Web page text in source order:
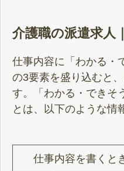
介護職の派遣求人
仕事内容に「わかる・
の3要素を盛り込むと
す。「わかる・できそ
とは、以下のような情
仕事内容を書くと